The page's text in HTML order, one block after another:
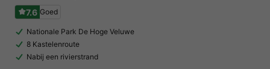
7.6 Goed
Nationale Park De Hoge Veluwe
8 Kastelenroute
Nabij een rivierstrand